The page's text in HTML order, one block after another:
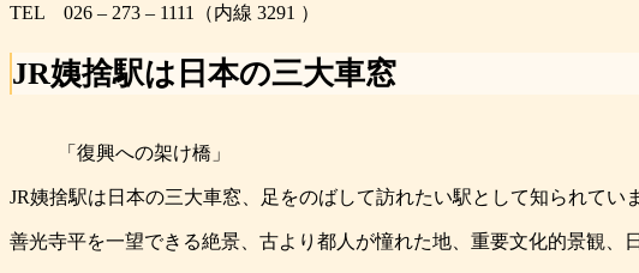
TEL 026 – 273 – 1111（内線 3291 ）
JR姨捨駅は日本の三大車窓
「復興への架け橋」
JR姨捨駅は日本の三大車窓、足をのばして訪れたい駅として知られてい
善光寺平を一望できる絶景、古より都人が憧れた地、重要文化的景観、